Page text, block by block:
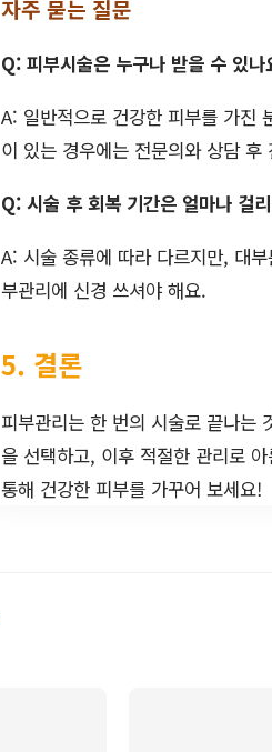
자주 묻는 질문
Q: 피부시술은 누구나 받을 수 있나
A: 일반적으로 건강한 피부를 가진
이 있는 경우에는 전문의와 상담 후
Q: 시술 후 회복 기간은 얼마나 걸
A: 시술 종류에 따라 다르지만, 대
부관리에 신경 쓰셔야 해요.
5. 결론
피부관리는 한 번의 시술로 끝나는
을 선택하고, 이후 적절한 관리로
통해 건강한 피부를 가꾸어 보세요!